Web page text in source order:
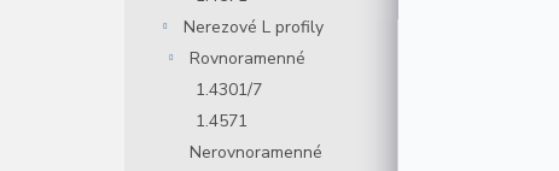
Nerezové L profily
Rovnoramenné
1.4301/7
1.4571
Nerovnoramenné